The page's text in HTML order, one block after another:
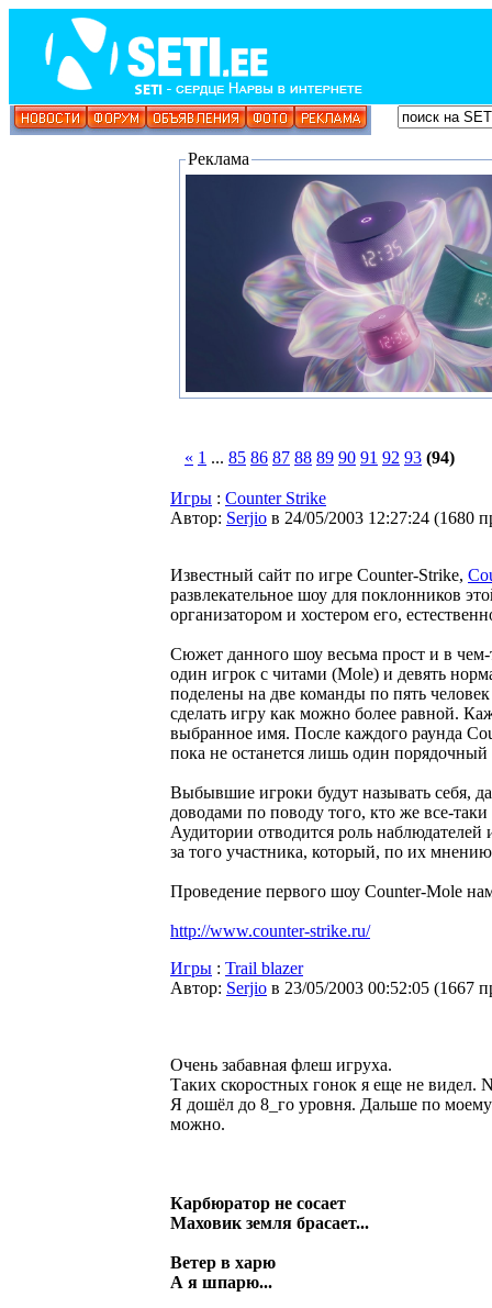
Реклама
« 1 ... 85 86 87 88 89 90 91 92 93 (94)
Игры : Counter Strike
Автор: Serjio в 24/05/2003 12:27:24 (1680
Известный сайт по игре Counter-Strike,
развлекательное шоу для поклонников
организатором и хостером его,
Сюжет данного шоу весьма прост и в
один игрок с читами (Mole) и девять
поделены на две команды по пять
сделать игру как можно более равной.
выбранное имя. После каждого раунда
пока не останется лишь один
Выбывшие игроки будут называть себя,
доводами по поводу того, кто же все-
Аудитории отводится роль наблюдателей
за того участника, который, по их
Проведение первого шоу Counter-Mole
http://www.counter-strike.ru/
Игры : Trail blazer
Автор: Serjio в 23/05/2003 00:52:05 (1667
Очень забавная флеш игруха.
Таких скоростных гонок я еще не видел.
Я дошёл до 8_го уровня. Дальше по
можно.
Карбюратор не сосает
Маховик земля брасает...
Ветер в харю
А я шпарю...